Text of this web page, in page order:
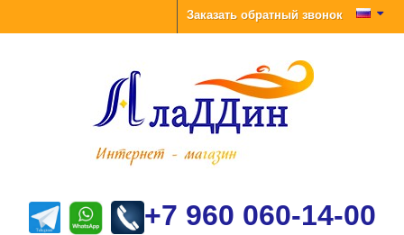
Заказать обратный звонок
+7 960 060-14-00